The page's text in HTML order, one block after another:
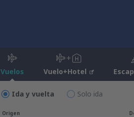
Vuelos Vuelo+Hotel
Ida y vuelta Solo ida
Origen